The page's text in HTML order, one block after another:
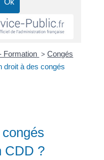
Formation > Congés
droit à des congés
CDD ?